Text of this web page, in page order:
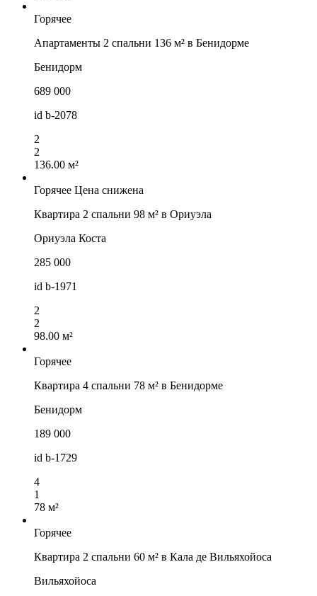
Горячее
Апартаменты 2 спальни 136 м² в Бенидорме
Бенидорм
689 000
id b-2078
2
2
136.00 м²
Горячее Цена снижена
Квартира 2 спальни 98 м² в Ориуэла
Ориуэла Коста
285 000
id b-1971
2
2
98.00 м²
Горячее
Квартира 4 спальни 78 м² в Бенидорме
Бенидорм
189 000
id b-1729
4
1
78 м²
Горячее
Квартира 2 спальни 60 м² в Кала де Вильяхойоса
Вильяхойоса